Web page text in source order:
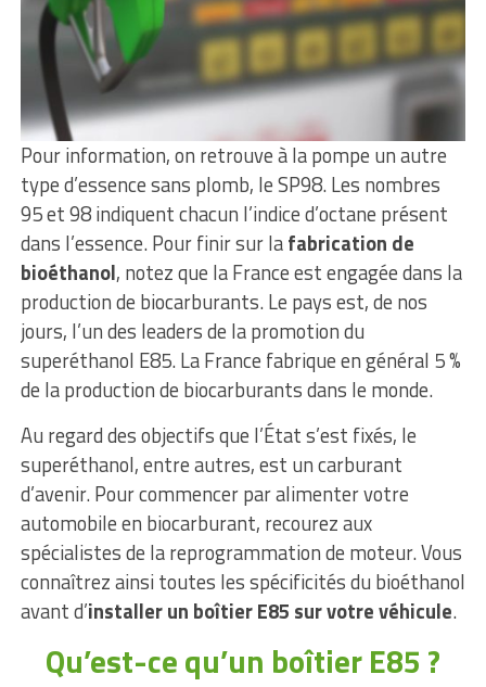
Pour information, on retrouve à la pompe un autre
type d’essence sans plomb, le SP98. Les nombres
95 et 98 indiquent chacun l’indice d’octane présent
dans l’essence. Pour finir sur lafabrication de
bioéthanol, notez que la France est engagée dans la
production de biocarburants. Le pays est, de nos
jours, l’un des leaders de la promotion du
superéthanol E85. La France fabrique en général 5 %
de la production de biocarburants dans le monde.
Au regard des objectifs que l’État s’est fixés, le
superéthanol, entre autres, est un carburant
d’avenir. Pour commencer par alimenter votre
automobile en biocarburant, recourez aux
spécialistes de la reprogrammation de moteur. Vous
connaîtrez ainsi toutes les spécificités du bioéthanol
avant d’installer un boîtier E85 sur votre véhicule.
Qu’est-ce qu’un boîtier E85 ?